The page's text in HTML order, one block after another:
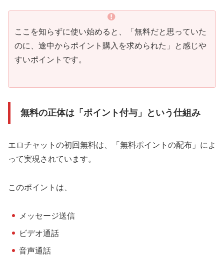
まとめ
ここを知らずに使い始めると、「無料だと思っていた
のに、途中からポイント購入を求められた」と感じや
すいポイントです。
無料の正体は「ポイント付与」という仕組み
エロチャットの初回無料は、「無料ポイントの配布」によ
って実現されています。
このポイントは、
メッセージ送信
ビデオ通話
音声通話